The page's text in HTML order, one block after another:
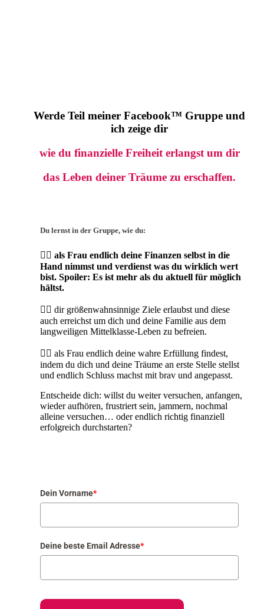
Werde Teil meiner Facebook™ Gruppe und
ich zeige dir
wie du finanzielle Freiheit erlangst um dir
das Leben deiner Träume zu erschaffen.
Du lernst in der Gruppe, wie du:
👉🏼 als Frau endlich deine Finanzen selbst in die
Hand nimmst und verdienst was du wirklich wert
bist. Spoiler: Es ist mehr als du aktuell für möglich
hältst.
👉🏼 dir größenwahnsinnige Ziele erlaubst und diese
auch erreichst um dich und deine Familie aus dem
langweiligen Mittelklasse-Leben zu befreien.
👉🏼 als Frau endlich deine wahre Erfüllung findest,
indem du dich und deine Träume an erste Stelle stellst
und endlich Schluss machst mit brav und angepasst.
Entscheide dich: willst du weiter versuchen, anfangen,
wieder aufhören, frustriert sein, jammern, nochmal
alleine versuchen… oder endlich richtig finanziell
erfolgreich durchstarten?
Dein Vorname*
Deine beste Email Adresse*